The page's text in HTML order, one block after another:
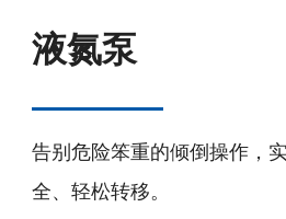
液氮泵
告别危险笨重的倾倒操作，
全、轻松转移。